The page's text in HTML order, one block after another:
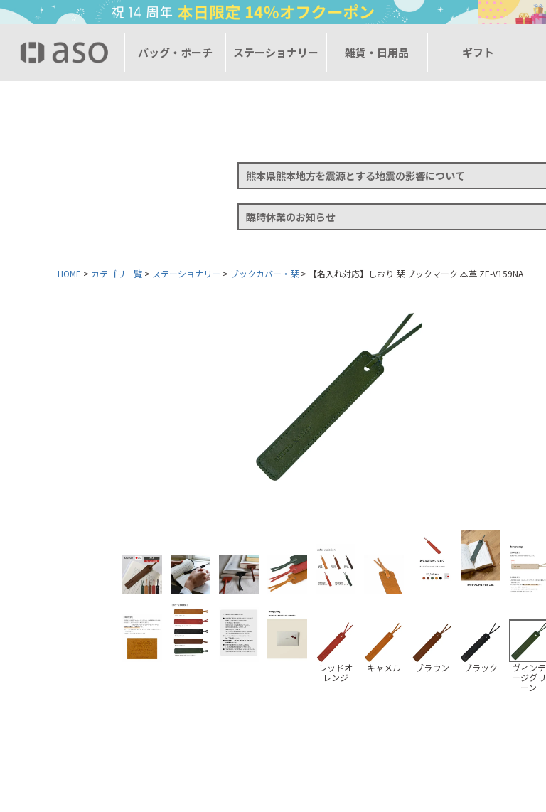
バッグ・ポーチ ステーショナリー 雑貨・日用品 ギフト
熊本県熊本地方を震源とする地震の影響について
臨時休業のお知らせ
HOME カテゴリ一覧 ステーショナリー ブックカバー・栞 【名入れ対応】しおり 栞 ブックマーク 本革 ZE-V159NA
レッドオ
レンジ
キャメル ブラウン ブラック
ヴィンテ
ージグリ
ーン